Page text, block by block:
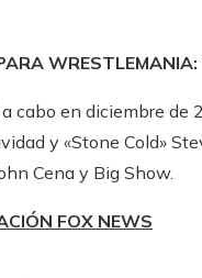
WRESTLEMANIA:
cabo en diciembre de
y «Stone Cold»
Cena y Big Show.
FOX NEWS